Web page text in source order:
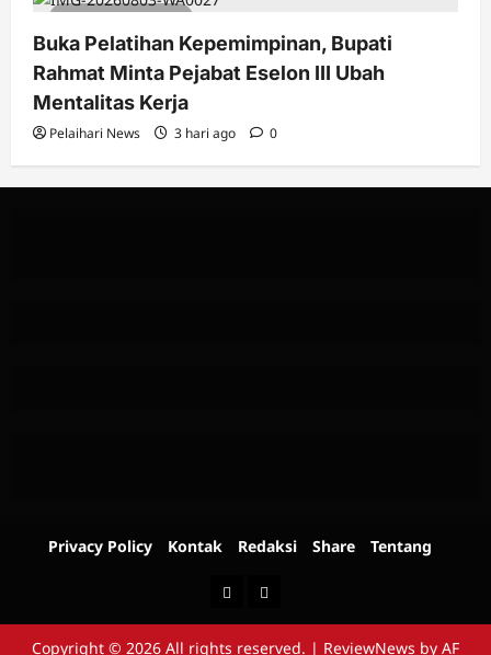
2 minutes read
Buka Pelatihan Kepemimpinan, Bupati
Rahmat Minta Pejabat Eselon III Ubah
Mentalitas Kerja
Pelaihari News 3 hari ago 0
Privacy Policy Kontak Redaksi Share Tentang
Berita Advertorial
Copyright © 2026 All rights reserved. | ReviewNews by AF